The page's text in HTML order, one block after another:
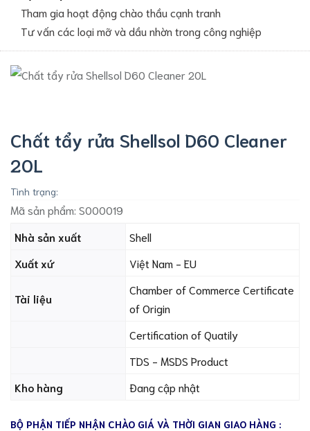
Tham gia hoạt động chào thầu cạnh tranh
Tư vấn các loại mỡ và dầu nhờn trong công nghiệp
Chất tẩy rửa Shellsol D60 Cleaner
20L
Tình trạng:
Mã sản phẩm: S000019
Nhà sản xuất
Shell
Xuất xứ
Việt Nam - EU
Tài liệu
Chamber of Commerce Certificate
of Origin
Certification of Quatily
TDS - MSDS Product
Kho hàng
Đang cập nhật
BỘ PHẬN TIẾP NHẬN CHÀO GIÁ VÀ THỜI GIAN GIAO HÀNG :